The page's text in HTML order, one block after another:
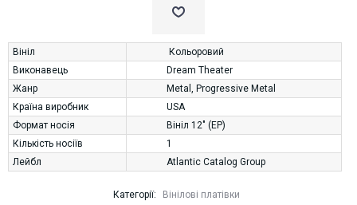
Вініл
Кольоровий
Виконавець
Dream Theater
Жанр
Metal
Progressive Metal
Країна виробник
USA
Формат носія
Вініл 12" (EP)
Кількість носіїв
1
Лейбл
Atlantic Catalog Group
Категорії: Вінілові платівки